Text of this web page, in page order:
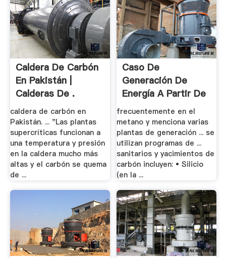
Caldera De Carbón
En Pakistán |
Calderas De .
caldera de carbón en
Pakistán. ... "Las plantas
supercríticas funcionan a
una temperatura y presión
en la caldera mucho más
altas y el carbón se quema
de ...
Caso De
Generación De
Energía A Partir De
Residuos ...
frecuentemente en el
metano y menciona varias
plantas de generación ... se
utilizan programas de ...
sanitarios y yacimientos de
carbón incluyen: • Silicio
(en la ...